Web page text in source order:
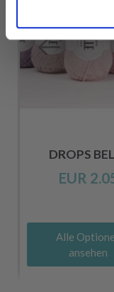
DROPS
EUR
Alle
ansehen